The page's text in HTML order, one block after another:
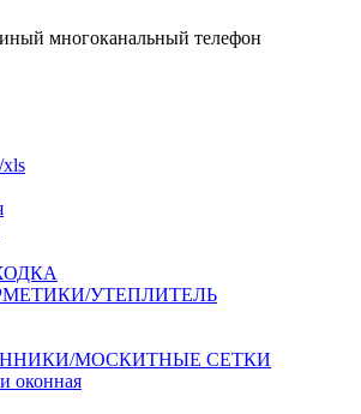
многоканальный телефон
xls
УТЕПЛИТЕЛЬ
МОСКИТНЫЕ СЕТКИ
оконная